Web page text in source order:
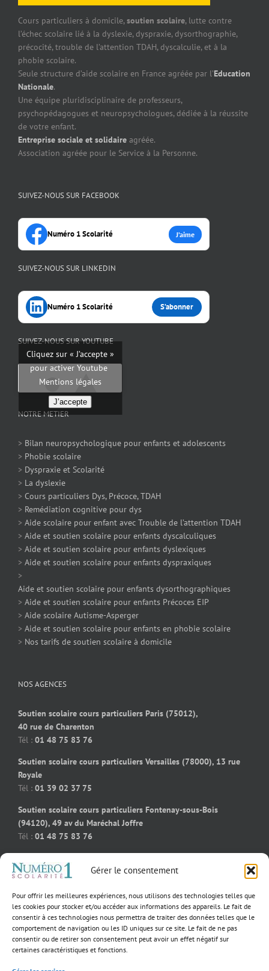
Gérer le consentement
Pour offrir les meilleures expériences, nous utilisons des technologies telles que
les cookies pour stocker et/ou accéder aux informations des appareils. Le fait de
consentir à ces technologies nous permettra de traiter des données telles que le
comportement de navigation ou les ID uniques sur ce site. Le fait de ne pas
consentir ou de retirer son consentement peut avoir un effet négatif sur
certaines caractéristiques et fonctions.
Cours particuliers à domicile,soutien scolaire, lutte contre
l’échec scolaire lié à la dyslexie, dyspraxie, dysorthographie,
précocité, trouble de l’attention TDAH, dyscalculie, et à la
phobie scolaire.
Seule structure d’aide scolaire en France agréée par l’Education
Nationale.
Une équipe pluridisciplinaire de professeurs,
psychopédagogues et neuropsychologues, dédiée à la réussite
de votre enfant.
Entreprise sociale et solidaire agréée.
Association agréée pour le Service à la Personne.
SUIVEZ-NOUS SUR FACEBOOK
Numéro 1 Scolarité J’aime
SUIVEZ-NOUS SUR LINKEDIN
Numéro 1 Scolarité S’abonner
SUIVEZ-NOUS SUR YOUTUBE
Cliquez sur « J’accepte »
pour activer Youtube
Mentions légales
J’accepte
NOTRE METIER
> Bilan neuropsychologique pour enfants et adolescents
> Phobie scolaire
> Dyspraxie et Scolarité
> La dyslexie
> Cours particuliers Dys, Précoce, TDAH
> Remédiation cognitive pour dys
> Aide scolaire pour enfant avec Trouble de l’attention TDAH
> Aide et soutien scolaire pour enfants dyscalculiques
> Aide et soutien scolaire pour enfants dyslexiques
> Aide et soutien scolaire pour enfants dyspraxiques
>
Aide et soutien scolaire pour enfants dysorthographiques
> Aide et soutien scolaire pour enfants Précoces EIP
> Aide scolaire Autisme-Asperger
> Aide et soutien scolaire pour enfants en phobie scolaire
> Nos tarifs de soutien scolaire à domicile
NOS AGENCES
Soutien scolaire cours particuliers Paris (75012),
40 rue de Charenton
Tél : 01 48 75 83 76
Soutien scolaire cours particuliers Versailles (78000), 13 rue
Royale
Tél : 01 39 02 37 75
Soutien scolaire cours particuliers Fontenay-sous-Bois
(94120), 49 av du Maréchal Joffre
Tél : 01 48 75 83 76
rue des bourguignons
Soutien scolaire cours particuliers Massy (91300), 55 rue
Jeanne D’Arc
Tél :01 39 02 60 23